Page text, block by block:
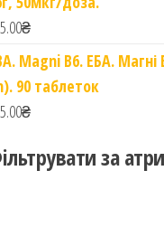
₴
Magni B6. ЕБА. Магні
90 таблеток
₴
за